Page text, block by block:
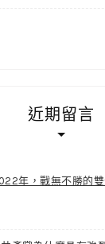
近期留言
年，戰無不勝的